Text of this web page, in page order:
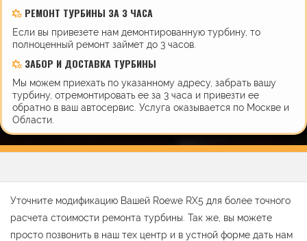
РЕМОНТ ТУРБИНЫ ЗА 3 ЧАСА
Если вы привезете нам демонтированную турбину, то
полноценный ремонт займет до 3 часов.
ЗАБОР И ДОСТАВКА ТУРБИНЫ
Мы можем приехать по указанному адресу, забрать вашу
турбину, отремонтировать ее за 3 часа и привезти ее
обратно в ваш автосервис. Услуга оказывается по Москве и
Области.
Уточните модификацию Вашей Roewe RX5 для более точного
расчета стоимости ремонта турбины. Так же, вы можете
просто позвонить в наш тех центр и в устной форме дать нам